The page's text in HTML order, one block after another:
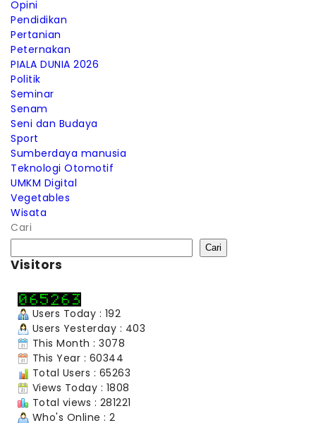
Opini
Pendidikan
Pertanian
Peternakan
PIALA DUNIA 2026
Politik
Seminar
Senam
Seni dan Budaya
Sport
Sumberdaya manusia
Teknologi Otomotif
UMKM Digital
Vegetables
Wisata
Cari
Cari
Visitors
Users Today : 192
Users Yesterday : 403
This Month : 3078
This Year : 60344
Total Users : 65263
Views Today : 1808
Total views : 281221
Who's Online : 2